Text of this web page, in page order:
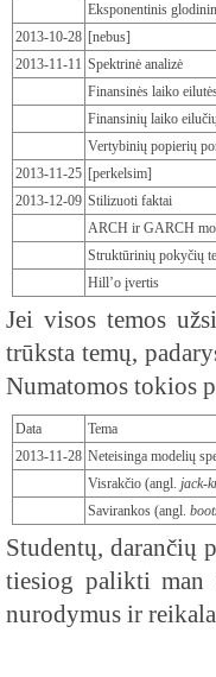
Eksponentinis
2013-10-28 [nebus]
2013-11-11 Spektrinė analizė
Finansinės laiko
Finansinių laiko
Vertybinių popierių
2013-11-25 [perkelsim]
2013-12-09 Stilizuoti faktai
ARCH ir GARCH
Struktūrinių pokyčių
Hill’o įvertis
Jei visos temos
trūksta temų,
Numatomos tokios
Data Tema
2013-11-28 Neteisinga modelių
Visrakčio (angl. jack-
Savirankos (angl.
Studentų, darančių
tiesiog palikti man
nurodymus ir